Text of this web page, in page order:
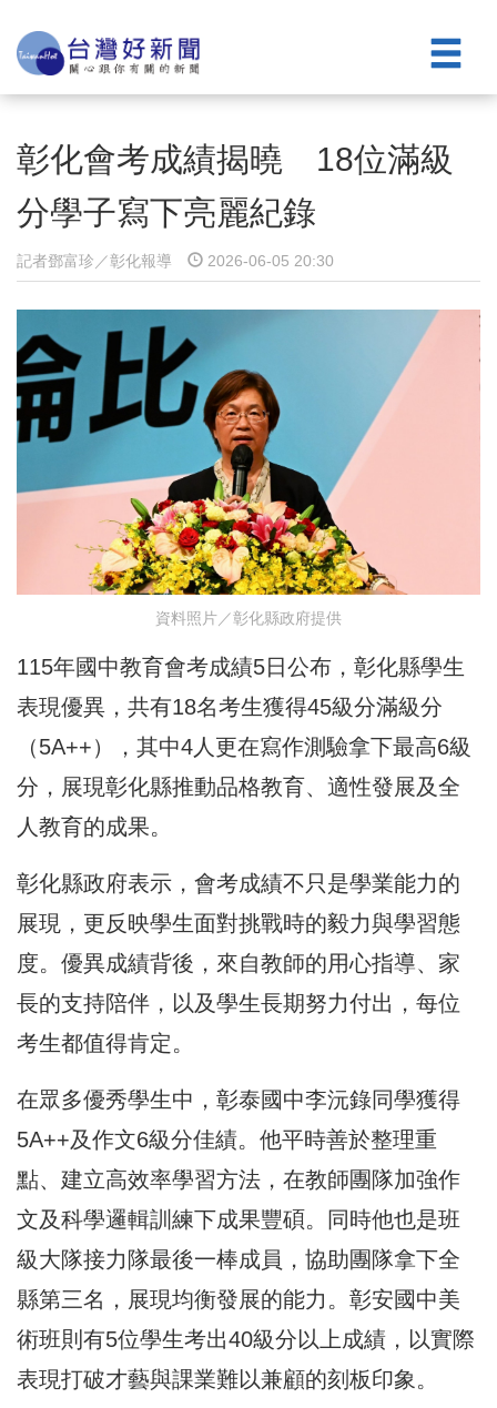
彰化會考成績揭曉 18位滿級
分學子寫下亮麗紀錄
記者鄧富珍／彰化報導 2026-06-05 20:30
資料照片／彰化縣政府提供
115年國中教育會考成績5日公布，彰化縣學生
表現優異，共有18名考生獲得45級分滿級分
（5A++），其中4人更在寫作測驗拿下最高6級
分，展現彰化縣推動品格教育、適性發展及全
人教育的成果。
彰化縣政府表示，會考成績不只是學業能力的
展現，更反映學生面對挑戰時的毅力與學習態
度。優異成績背後，來自教師的用心指導、家
長的支持陪伴，以及學生長期努力付出，每位
考生都值得肯定。
在眾多優秀學生中，彰泰國中李沅錄同學獲得
5A++及作文6級分佳績。他平時善於整理重
點、建立高效率學習方法，在教師團隊加強作
文及科學邏輯訓練下成果豐碩。同時他也是班
級大隊接力隊最後一棒成員，協助團隊拿下全
縣第三名，展現均衡發展的能力。彰安國中美
術班則有5位學生考出40級分以上成績，以實際
表現打破才藝與課業難以兼顧的刻板印象。